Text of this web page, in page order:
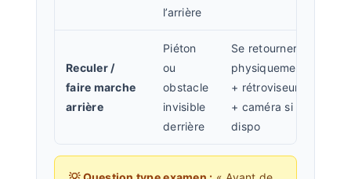
l’arrière
Reculer /
faire marche
arrière
Piéton
ou
obstacle
invisible
derrière
Se retourner
physiquement
+ rétroviseurs
+ caméra si
dispo